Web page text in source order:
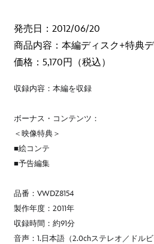
発売日：2012/06/20
商品内容：本編ディスク+特典デ
価格：5,170円（税込）
収録内容：本編を収録
ボーナス・コンテンツ：
＜映像特典＞
■絵コンテ
■予告編集
品番：VWDZ8154
製作年度：2011年
収録時間：約91分
音声：1.日本語（2.0chステレオ／ドル